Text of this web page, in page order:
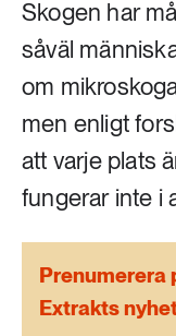
Vatten
612 ARTIKLAR
Mat & jordbruk
262 ARTIKLAR
Skog
360 ARTIKLAR
Social
189 ARTIKLAR
Transport
Skogen har
såväl
om
men enligt
att varje plats
fungerar inte i
Prenumerera
Extrakts